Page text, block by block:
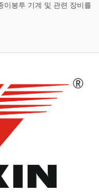
이봉투 기계 및 관련 장비를